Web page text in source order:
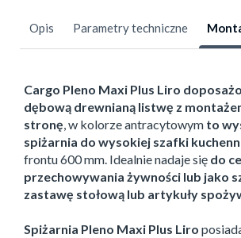
Opis Parametry techniczne
Cargo Pleno Maxi Plus Liro
dębową drewnianą listwę z
stronę, w kolorze antracytowym to
spiżarnia do wysokiej szafki
frontu 600 mm. Idealnie nadaje się do
przechowywania żywności lub jako
zastawę stołową lub artykuły
Spiżarnia Pleno Maxi Plus Liro